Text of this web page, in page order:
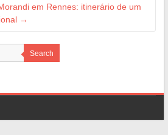
em Rennes: itinerário de um
→
Search